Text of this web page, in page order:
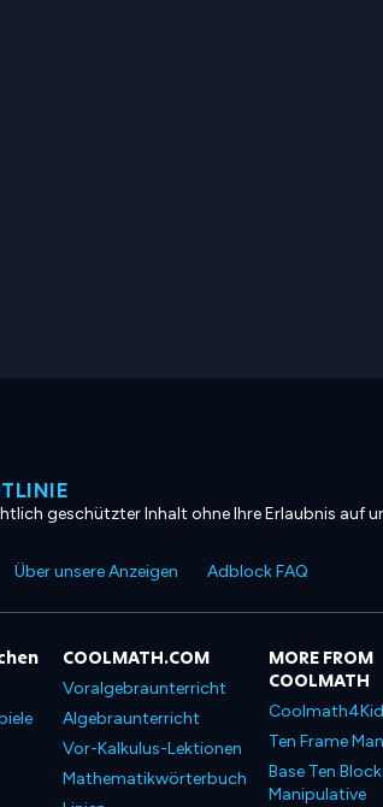
geschützter Inhalt ohne Ihre Erlaubnis auf
Über unsere Anzeigen Adblock FAQ
COOLMATH.COM
Voralgebraunterricht
Algebraunterricht
Vor-Kalkulus-Lektionen
Mathematikwörterbuch
MORE FROM
COOLMATH
Ten Frame
Base Ten
Manipulative